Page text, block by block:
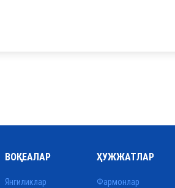
ВОҚЕАЛАР
Янгиликлар
ҲУЖЖАТЛАР
Фармонлар